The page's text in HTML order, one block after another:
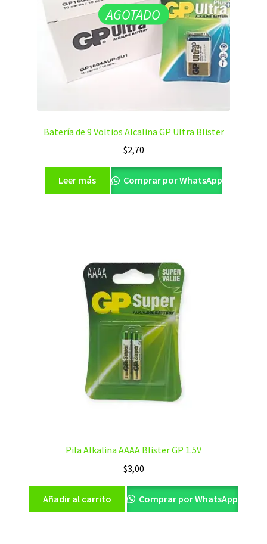
AGOTADO
Batería de 9 Voltios Alcalina GP Ultra Blister
$2,70
Leer más Comprar por WhatsApp
Pila Alkalina AAAA Blister GP 1.5V
$3,00
Añadir al carrito Comprar por WhatsApp